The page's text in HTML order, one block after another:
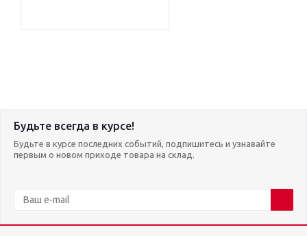
Будьте всегда в курсе!
Будьте в курсе последних событий, подпишитесь и узнавайте
первым о новом приходе товара на склад.